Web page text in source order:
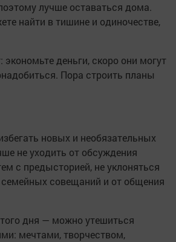
лучше оставаться дома.
найти в тишине и одиночестве,
экономьте деньги, скоро они могут
Пора строить планы
новых и необязательных
не уходить от обсуждения
с предысторией, не уклоняться
семейных совещаний и от общения
дня — можно утешиться
мечтами, творчеством,